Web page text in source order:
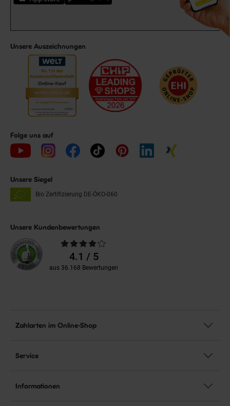
Unsere Auszeichnungen
Folge uns auf
Unsere Siegel
Bio Zertifizierung DE-ÖKO-060
Unsere Kundenbewertungen
Durchschnittliche
Bewertungen4.1 / 5
aus 36.168 Bewertungen
Zahlarten im Online-Shop
Service
Informationen